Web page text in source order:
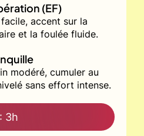
(EF)
accent sur la
et la foulée fluide.
modéré, cumuler au
sans effort intense.
3h